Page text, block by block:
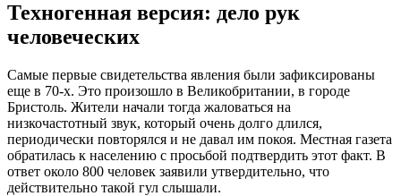
Техногенная версия: дело рук
человеческих
Самые первые свидетельства явления были зафиксированы
еще в 70-х. Это произошло в Великобритании, в городе
Бристоль. Жители начали тогда жаловаться на
низкочастотный звук, который очень долго длился,
периодически повторялся и не давал им покоя. Местная газета
обратилась к населению с просьбой подтвердить этот факт. В
ответ около 800 человек заявили утвердительно, что
действительно такой гул слышали.